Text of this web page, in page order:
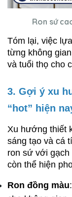
Ron sứ
Tóm lại, việc
từng không
và tuổi thọ cho
3. Gợi ý xu
“hot” hiện
Xu hướng thiết
sáng tạo và cá
ron sứ với gạch
còn thể hiện
Ron đồng màu